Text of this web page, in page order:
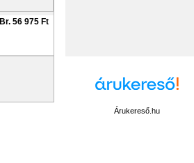
Br. 56 975 Ft
Árukereső.hu